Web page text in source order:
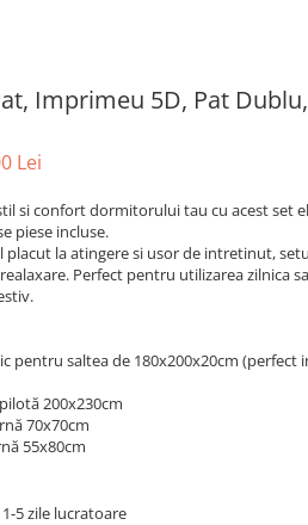
Imprimeu 5D, Pat
Lei
si confort dormitorului tau cu acest set
piese incluse.
placut la atingere si usor de intretinut,
Perfect pentru utilizarea zilnica
pentru saltea de 180x200x20cm (perfect
200x230cm
70x70cm
55x80cm
1-5 zile lucratoare